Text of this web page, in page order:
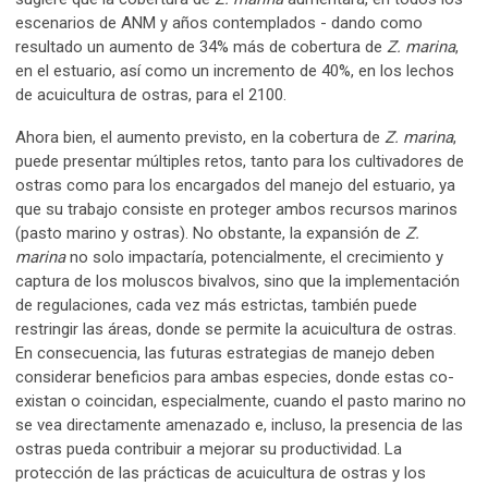
escenarios de ANM y años contemplados - dando como
resultado un aumento de 34% más de cobertura de Z. marina,
en el estuario, así como un incremento de 40%, en los lechos
de acuicultura de ostras, para el 2100.
Ahora bien, el aumento previsto, en la cobertura de Z. marina,
puede presentar múltiples retos, tanto para los cultivadores de
ostras como para los encargados del manejo del estuario, ya
que su trabajo consiste en proteger ambos recursos marinos
(pasto marino y ostras). No obstante, la expansión de Z.
marinano solo impactaría, potencialmente, el crecimiento y
captura de los moluscos bivalvos, sino que la implementación
de regulaciones, cada vez más estrictas, también puede
restringir las áreas, donde se permite la acuicultura de ostras.
En consecuencia, las futuras estrategias de manejo deben
considerar beneficios para ambas especies, donde estas co-
existan o coincidan, especialmente, cuando el pasto marino no
se vea directamente amenazado e, incluso, la presencia de las
ostras pueda contribuir a mejorar su productividad. La
protección de las prácticas de acuicultura de ostras y los